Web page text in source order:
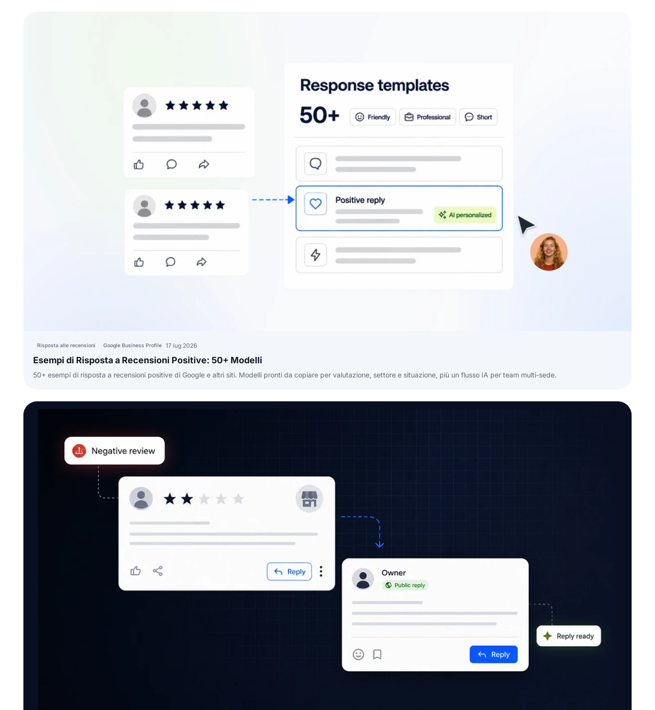
Risposta alle recensioni Google Business Profile 17 lug 2026
Esempi di Risposta a Recensioni Positive: 50+ Modelli
50+ esempi di risposta a recensioni positive di Google e altri siti. Modelli pronti da copiare per valutazione, settore e situazione, più un flusso IA per team multi-sede.